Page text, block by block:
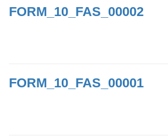
FORM_10_FAS_00002
FORM_10_FAS_00001